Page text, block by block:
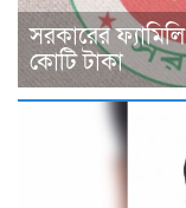
সরকারের
কোটি টাকা